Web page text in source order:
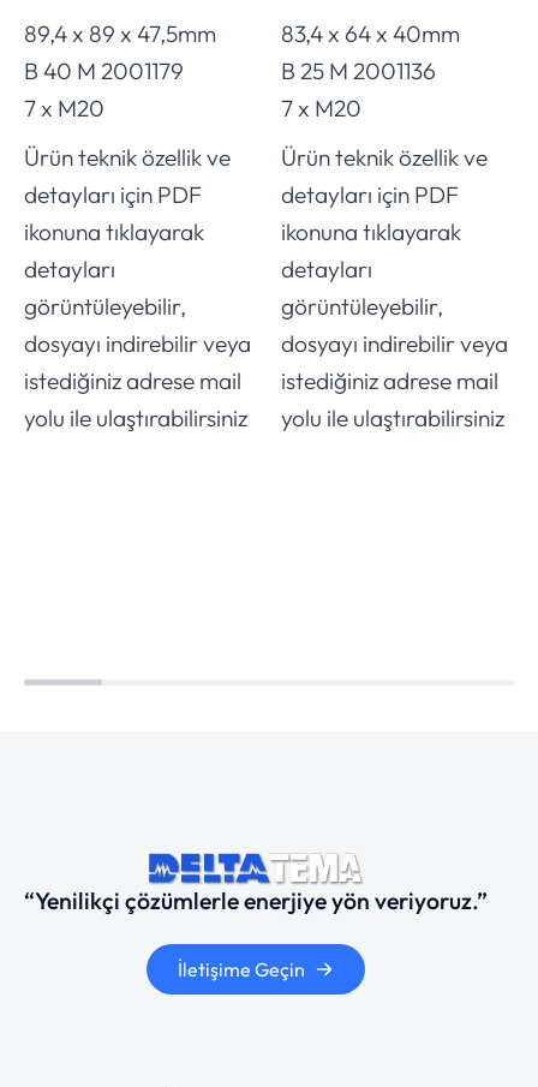
89,4 x 89 x 47,5mm
B 40 M 2001179
7 x M20
Ürün teknik özellik ve
detayları için PDF
ikonuna tıklayarak
detayları
görüntüleyebilir,
dosyayı indirebilir veya
istediğiniz adrese mail
yolu ile ulaştırabilirsiniz
83,4 x 64 x 40mm
B 25 M 2001136
7 x M20
Ürün teknik özellik ve
detayları için PDF
ikonuna tıklayarak
detayları
görüntüleyebilir,
dosyayı indirebilir veya
istediğiniz adrese mail
yolu ile ulaştırabilirsiniz
“Yenilikçi çözümlerle enerjiye yön veriyoruz.”
İletişime Geçin